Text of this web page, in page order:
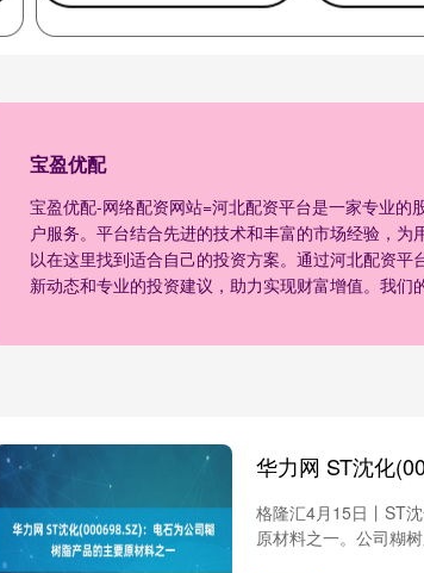
宝盈优配
宝盈优配-网络配资网站=河北配资平台是一家专业
户服务。平台结合先进的技术和丰富的市场经验，
以在这里找到适合自己的投资方案。通过河北配资
新动态和专业的投资建议，助力实现财富增值。我们
格隆汇4月15日丨ST
原材料之一。公司糊